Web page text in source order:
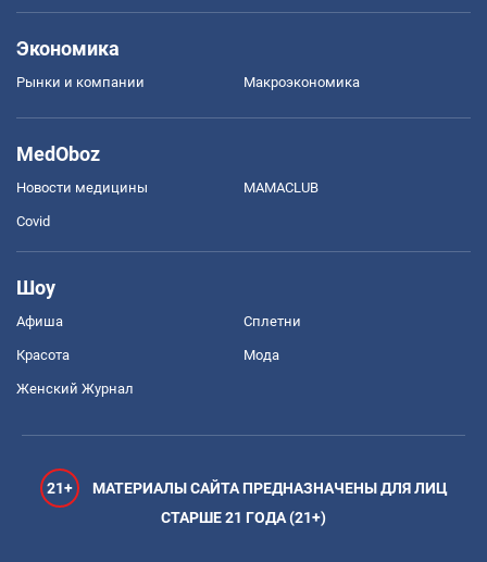
Экономика
Рынки и компании Mакроэкономика
MedOboz
Новости медицины MAMACLUB
Covid
Шоу
Афиша Сплетни
Красота Мода
Женский Журнал
21+
МАТЕРИАЛЫ САЙТА ПРЕДНАЗНАЧЕНЫ ДЛЯ ЛИЦ
СТАРШЕ 21 ГОДА (21+)